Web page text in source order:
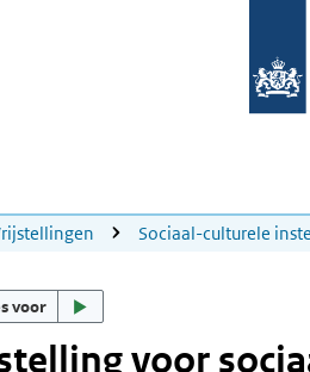
Sociaal-culturele
voor
voor